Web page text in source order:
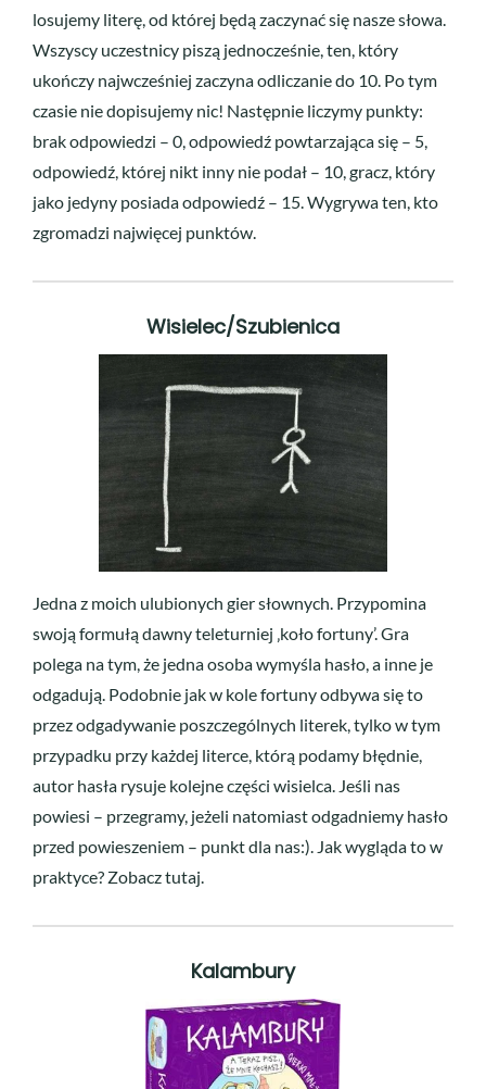
losujemy literę, od której będą zaczynać się nasze słowa.
Wszyscy uczestnicy piszą jednocześnie, ten, który
ukończy najwcześniej zaczyna odliczanie do 10. Po tym
czasie nie dopisujemy nic! Następnie liczymy punkty:
brak odpowiedzi – 0, odpowiedź powtarzająca się – 5,
odpowiedź, której nikt inny nie podał – 10, gracz, który
jako jedyny posiada odpowiedź – 15. Wygrywa ten, kto
zgromadzi najwięcej punktów.
Wisielec/Szubienica
Jedna z moich ulubionych gier słownych. Przypomina
swoją formułą dawny teleturniej ‚koło fortuny’. Gra
polega na tym, że jedna osoba wymyśla hasło, a inne je
odgadują. Podobnie jak w kole fortuny odbywa się to
przez odgadywanie poszczególnych literek, tylko w tym
przypadku przy każdej literce, którą podamy błędnie,
autor hasła rysuje kolejne części wisielca. Jeśli nas
powiesi – przegramy, jeżeli natomiast odgadniemy hasło
przed powieszeniem – punkt dla nas:). Jak wygląda to w
praktyce? Zobacz tutaj.
Kalambury